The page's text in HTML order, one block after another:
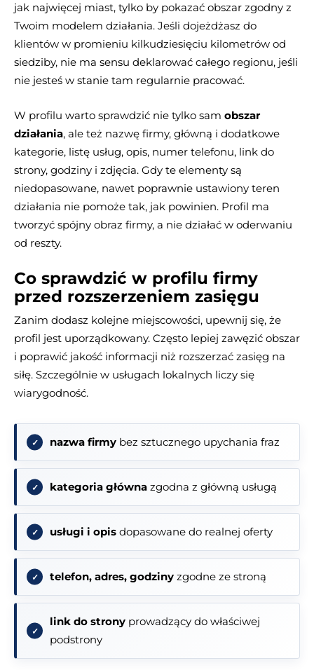
jak najwięcej miast, tylko by pokazać obszar zgodny z
Twoim modelem działania. Jeśli dojeżdżasz do
klientów w promieniu kilkudziesięciu kilometrów od
siedziby, nie ma sensu deklarować całego regionu, jeśli
nie jesteś w stanie tam regularnie pracować.
W profilu warto sprawdzić nie tylko sam obszar
działania, ale też nazwę firmy, główną i dodatkowe
kategorie, listę usług, opis, numer telefonu, link do
strony, godziny i zdjęcia. Gdy te elementy są
niedopasowane, nawet poprawnie ustawiony teren
działania nie pomoże tak, jak powinien. Profil ma
tworzyć spójny obraz firmy, a nie działać w oderwaniu
od reszty.
Co sprawdzić w profilu firmy
przed rozszerzeniem zasięgu
Zanim dodasz kolejne miejscowości, upewnij się, że
profil jest uporządkowany. Często lepiej zawęzić obszar
i poprawić jakość informacji niż rozszerzać zasięg na
siłę. Szczególnie w usługach lokalnych liczy się
wiarygodność.
nazwa firmy bez sztucznego upychania fraz
kategoria główna zgodna z główną usługą
usługi i opis dopasowane do realnej oferty
telefon, adres, godziny zgodne ze stroną
link do strony prowadzący do właściwej
podstrony